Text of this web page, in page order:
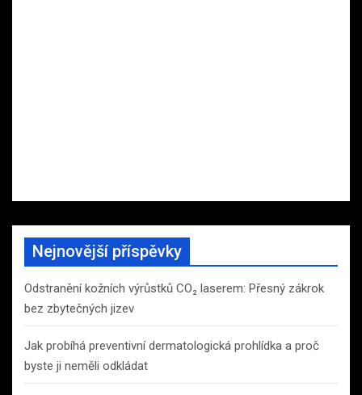
Nejnovější příspěvky
Odstranění kožních výrůstků CO₂ laserem: Přesný zákrok
bez zbytečných jizev
Jak probíhá preventivní dermatologická prohlídka a proč
byste ji neměli odkládat